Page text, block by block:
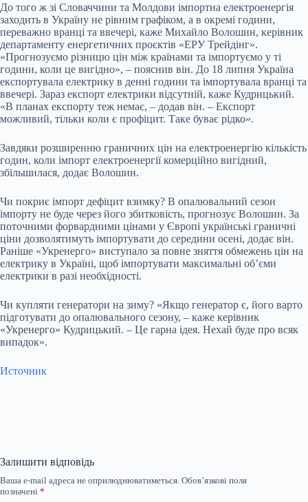
До того ж зі Словаччини та Молдови імпортна електроенергія
заходить в Україну не рівним графіком, а в окремі години,
переважно вранці та ввечері, каже Михайло Волошин, керівник
департаменту енергетичних проєктів «ЕРУ Трейдінг».
«Прогнозуємо різницю цін між країнами та імпортуємо у ті
години, коли це вигідно», – пояснив він. До 18 липня Україна
експортувала електрику в денні години та імпортувала вранці та
ввечері. Зараз експорт електрики відсутній, каже Кудрицький.
«В планах експорту теж немає, – додав він. – Експорт
можливий, тільки коли є профіцит. Таке буває рідко».
Завдяки розширенню граничних цін на електроенергію кількість
годин, коли імпорт електроенергії комерційно вигідний,
збільшилася, додає Волошин.
Чи покриє імпорт дефіцит взимку? В опалювальний сезон
імпорту не буде через його збитковість, прогнозує Волошин. За
поточними форвардними цінами у Європі українські граничні
ціни дозволятимуть імпортувати до середини осені, додає він.
Раніше «Укренерго» виступало за повне зняття обмежень цін на
електрику в Україні, щоб імпортувати максимальні обʼєми
електрики в разі необхідності.
Чи купляти генератори на зиму? «Якщо генератор є, його варто
підготувати до опалювального сезону, – каже керівник
«Укренерго» Кудрицький. – Це гарна ідея. Нехай буде про всяк
випадок».
Источник
Залишити відповідь
Ваша e-mail адреса не оприлюднюватиметься. Обов’язкові поля
позначені *